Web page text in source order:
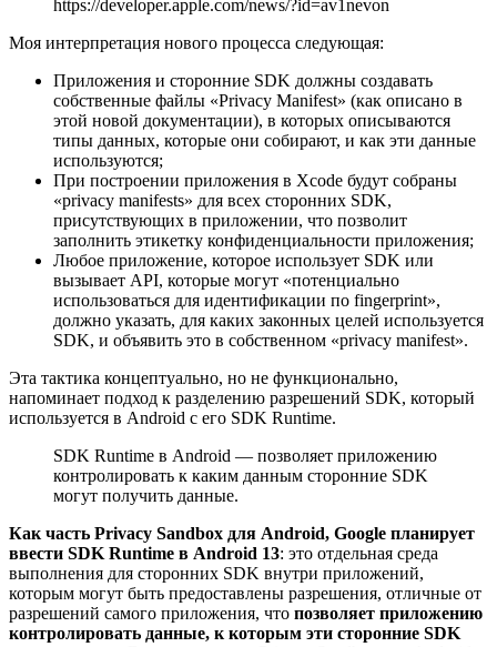
https://developer.apple.com/news/?id=av1nevon
Моя интерпретация нового процесса следующая:
Приложения и сторонние SDK должны создавать
собственные файлы «Privacy Manifest» (как описано в
этой новой документации), в которых описываются
типы данных, которые они собирают, и как эти данные
используются;
При построении приложения в Xcode будут собраны
«privacy manifests» для всех сторонних SDK,
присутствующих в приложении, что позволит
заполнить этикетку конфиденциальности приложения;
Любое приложение, которое использует SDK или
вызывает API, которые могут «потенциально
использоваться для идентификации по fingerprint»,
должно указать, для каких законных целей используется
SDK, и объявить это в собственном «privacy manifest».
Эта тактика концептуально, но не функционально,
напоминает подход к разделению разрешений SDK, который
используется в Android с его SDK Runtime.
SDK Runtime в Android — позволяет приложению
контролировать к каким данным сторонние SDK
могут получить данные.
Как часть Privacy Sandbox для Android, Google планирует
ввести SDK Runtime в Android 13: это отдельная среда
выполнения для сторонних SDK внутри приложений,
которым могут быть предоставлены разрешения, отличные от
разрешений самого приложения, что позволяет приложению
контролировать данные, к которым эти сторонние SDK